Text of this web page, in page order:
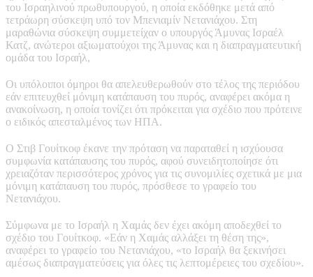
του Ισραηλινού πρωθυπουργού, η οποία εκδόθηκε μετά από
τετράωρη σύσκεψη υπό τον Μπενιαμίν Νετανιάχου. Στη
μαραθώνια σύσκεψη συμμετείχαν ο υπουργός Άμυνας Ισραέλ
Κατζ, ανώτεροι αξιωματούχοι της Άμυνας και η διαπραγματευτική
ομάδα του Ισραήλ,
Οι υπόλοιποι όμηροι θα απελευθερωθούν στο τέλος της περιόδου
εάν επιτευχθεί μόνιμη κατάπαυση του πυρός, αναφέρει ακόμα η
ανακοίνωση, η οποία τονίζει ότι πρόκειται για σχέδιο που πρότεινε
ο ειδικός απεσταλμένος των ΗΠΑ.
Ο Στιβ Γουίτκοφ έκανε την πρόταση να παραταθεί η ισχύουσα
συμφωνία κατάπαυσης του πυρός, αφού συνειδητοποίησε ότι
χρειαζόταν περισσότερος χρόνος για τις συνομιλίες σχετικά με μια
μόνιμη κατάπαυση του πυρός, πρόσθεσε το γραφείο του
Νετανιάχου.
Σύμφωνα με το Ισραήλ η Χαμάς δεν έχει ακόμη αποδεχθεί το
σχέδιο του Γουίτκοφ. «Εάν η Χαμάς αλλάξει τη θέση της»,
αναφέρει το γραφείο του Νετανιάχου, «το Ισραήλ θα ξεκινήσει
αμέσως διαπραγματεύσεις για όλες τις λεπτομέρειες του σχεδίου».